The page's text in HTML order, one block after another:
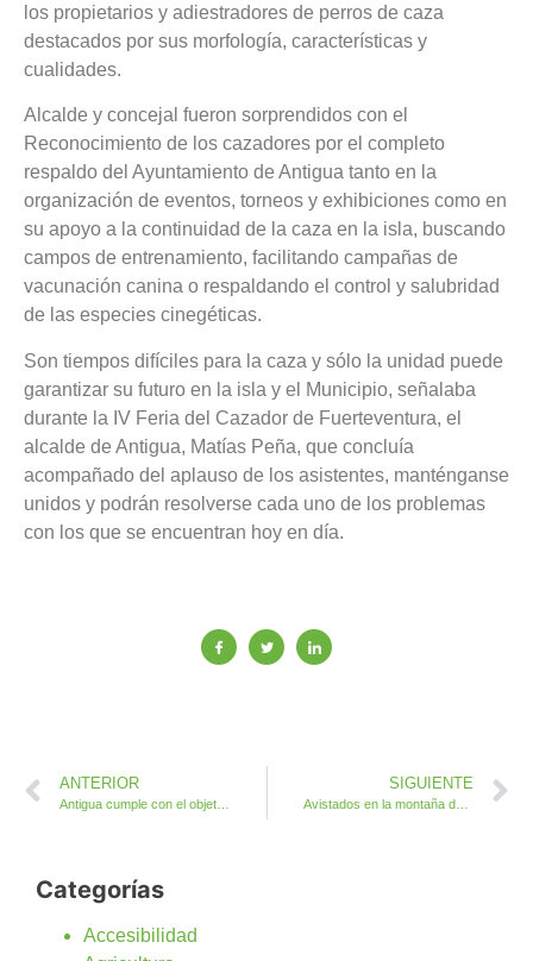
los propietarios y adiestradores de perros de caza
destacados por sus morfología, características y
cualidades.
Alcalde y concejal fueron sorprendidos con el
Reconocimiento de los cazadores por el completo
respaldo del Ayuntamiento de Antigua tanto en la
organización de eventos, torneos y exhibiciones como en
su apoyo a la continuidad de la caza en la isla, buscando
campos de entrenamiento, facilitando campañas de
vacunación canina o respaldando el control y salubridad
de las especies cinegéticas.
Son tiempos difíciles para la caza y sólo la unidad puede
garantizar su futuro en la isla y el Municipio, señalaba
durante la IV Feria del Cazador de Fuerteventura, el
alcalde de Antigua, Matías Peña, que concluía
acompañado del aplauso de los asistentes, manténganse
unidos y podrán resolverse cada uno de los problemas
con los que se encuentran hoy en día.
ANTERIOR SIGUIENTE
Avistados en la montaña del Cardón los intrépidos Caminantes de Antigua
Categorías
Accesibilidad